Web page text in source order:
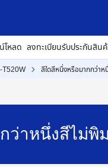
โหลด ลงทะเบียนรับประกันสิน
T520W สีใดสีหนึ่งหรือมากกว่า
ว่าหนึ่งสีไม่พิ